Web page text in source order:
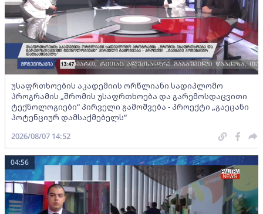
უსაფრთხოების აკადემიის ორწლიანი სადიპლომო
პროგრამის „შრომის უსაფრთხოება და გარემოსდაცვითი
ტექნოლოგიები“ პირველი გამოშვება - პროექტი „გაეცანი
პოტენციურ დამსაქმებელს“
2026/08/07 14:52
04:56